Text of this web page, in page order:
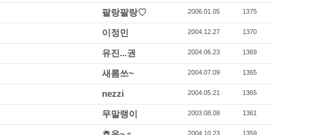
팔랑팔랑♡ 2006.01.05 1375
이정민 2004.12.27 1370
유진...권 2004.06.23 1369
새롬쓰~ 2004.07.09 1365
nezzi 2004.05.21 1365
무말랭이 2003.08.08 1361
2004.10.23 1359